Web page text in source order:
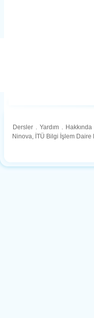
Dersler . Yardım . Hakkında
Ninova, İTÜ Bilgi İşlem Daire